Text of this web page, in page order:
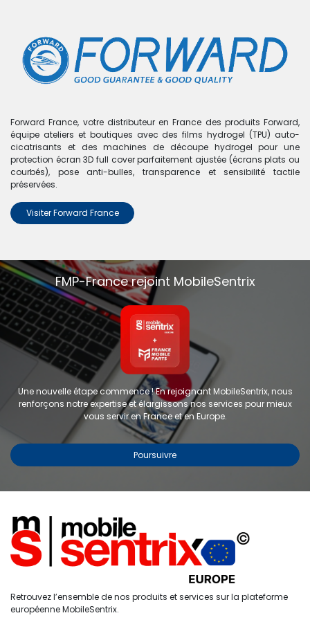
Étiquettes
Accueil Recherche
0
Compte
Boutique 0 articles trouvés.
Nous n'avons trouvé aucun
produit !
Aucun produit défini dans la catégorieMacBook Air
A1405
Forward France, votre distributeur en France des produits Forward,
équipe ateliers et boutiques avec des films hydrogel (TPU) auto-
cicatrisants et des machines de découpe hydrogel pour une
protection écran 3D full cover parfaitement ajustée (écrans plats ou
courbés), pose anti-bulles, transparence et sensibilité tactile
préservées.
Visiter Forward France
FMP-France rejoint MobileSentrix
Une nouvelle étape commence ! En rejoignant MobileSentrix, nous
renforçons notre expertise et élargissons nos services pour mieux
vous servir en France et en Europe.
Poursuivre
Retrouvez l’ensemble de nos produits et services sur la plateforme
européenne MobileSentrix.
Copyright © 2024 FMP-France. Tous droits réservés